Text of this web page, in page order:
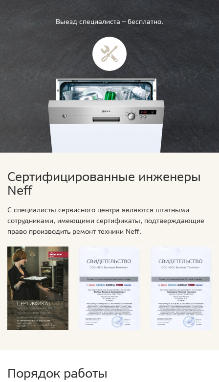
Выезд специалиста — бесплатно.
Сертифицированные инженеры
Neff
С специалисты сервисного центра являются штатными
сотрудниками, имеющими сертификаты, подтверждающие
право производить ремонт техники Neff.
Порядок работы